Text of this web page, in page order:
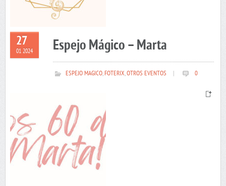
27
01 2024 Espejo Mágico – Marta
ESPEJO MAGICO,FOTERIX,OTROS EVENTOS 0